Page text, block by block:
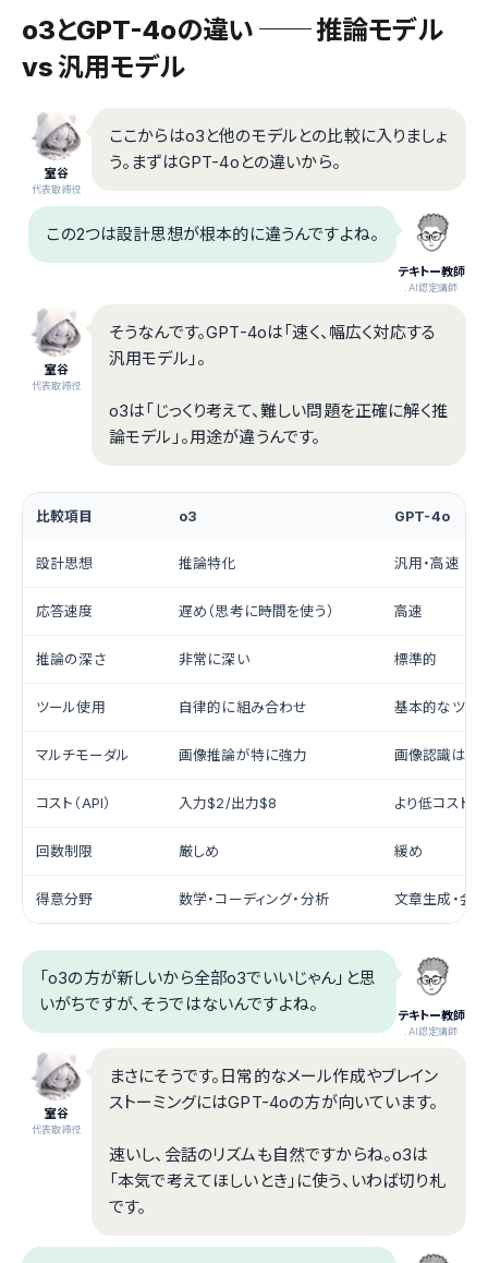
o3とGPT-4oの違い ── 推論モデル
vs 汎用モデル
室谷
代表取締役
ここからはo3と他のモデルとの比較に入りましょ
う。まずはGPT-4oとの違いから。
テキトー教師
.AI認定講師
この2つは設計思想が根本的に違うんですよね。
室谷
代表取締役
そうなんです。GPT-4oは「速く、幅広く対応する
汎用モデル」。
o3は「じっくり考えて、難しい問題を正確に解く推
論モデル」。用途が違うんです。
比較項目 o3 GPT-4o
設計思想 推論特化 汎用・高速
応答速度 遅め（思考に時間を使う） 高速
推論の深さ 非常に深い 標準的
ツール使用 自律的に組み合わせ 基本的なツー
マルチモーダル 画像推論が特に強力 画像認識は対
コスト（API） 入力$2/出力$8 より低コスト
回数制限 厳しめ 緩め
得意分野 数学・コーディング・分析 文章生成・会
テキトー教師
.AI認定講師
「o3の方が新しいから全部o3でいいじゃん」と思
いがちですが、そうではないんですよね。
室谷
代表取締役
まさにそうです。日常的なメール作成やブレイン
ストーミングにはGPT-4oの方が向いています。
速いし、会話のリズムも自然ですからね。o3は
「本気で考えてほしいとき」に使う、いわば切り札
です。